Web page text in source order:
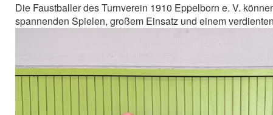
Die Faustballer des Turnverein 1910 Eppelborn e. V.
spannenden Spielen, großem Einsatz und einem